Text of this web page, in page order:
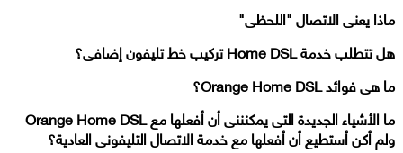
ماذا يعنى الاتصال "اللحظى"
هل تتطلب خدمة Home DSL تركيب خط تليفون إضافى؟
ما هى فوائد Orange Home DSL؟
ما الأشياء الجديدة التى يمكنننى أن أفعلها مع Orange Home DSL
ولم أكن أستطيع أن أفعلها مع خدمة الاتصال التليفونى العادية؟